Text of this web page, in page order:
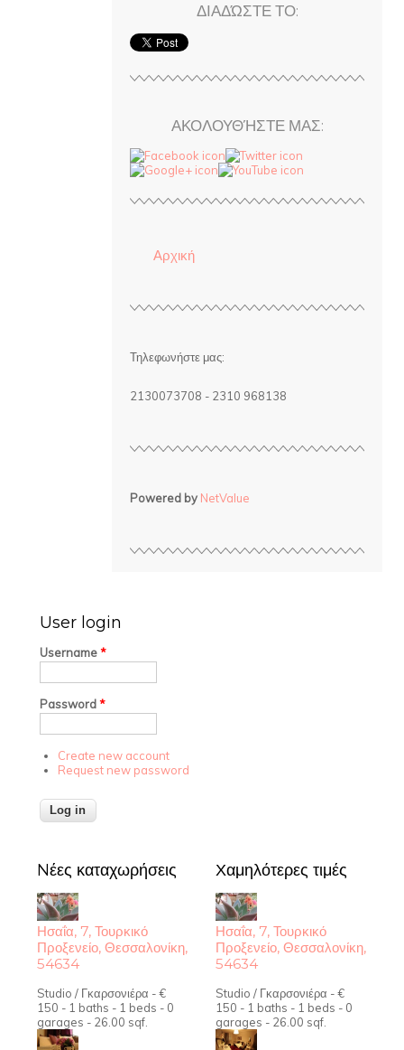
ΔΙΑΔΏΣΤΕ ΤΟ:
ΑΚΟΛΟΥΘΉΣΤΕ ΜΑΣ:
Αρχική
Τηλεφωνήστε μας:
2130073708 - 2310 968138
Powered by NetValue
User login
Username*
Password*
Create new account
Request new password
Nέες καταχωρήσεις
Ησαΐα, 7, Τουρκικό
Προξενείο, Θεσσαλονίκη,
54634
Studio / Γκαρσονιέρα - €
150 - 1 baths - 1 beds - 0
garages - 26.00 sqf.
Χαμηλότερες τιμές
Ησαΐα, 7, Τουρκικό
Προξενείο, Θεσσαλονίκη,
54634
Studio / Γκαρσονιέρα - €
150 - 1 baths - 1 beds - 0
garages - 26.00 sqf.